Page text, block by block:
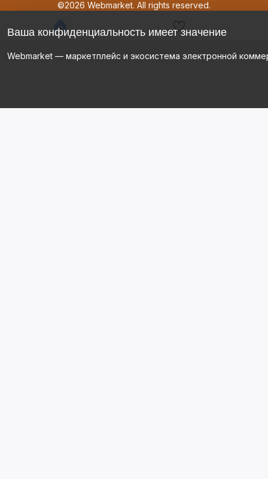
©2026 Webmarket. All rights reserved.
Ваша конфиденциальность имеет значение
Webmarket — маркетплейс и экосистема электронной